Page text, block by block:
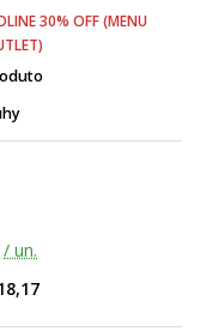
30% OFF (MENU
/ un.